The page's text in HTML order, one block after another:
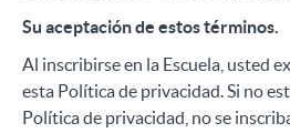
Su aceptación de estos términos.
Al inscribirse en la Escuela, usted
esta Política de privacidad. Si no
Política de privacidad, no se